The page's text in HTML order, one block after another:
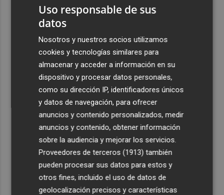
Costa
Más problemas en el lateral derecho: Monferrer sufre
una lesión muscular
San Javier da viabilidad al nuevo contrato del transporte
urbano y a un hotel de cuatro estrellas en La Manga con
324 habitaciones
Estos son los estrenos que abren la cartelera en agosto:
de la comedia 'El último mono' a una nueva entrega de
'La Patrulla Canina'
Uso responsable de sus
datos
Nosotros y nuestros socios utilizamos
cookies y tecnologías similares para
almacenar y acceder a información en su
dispositivo y procesar datos personales,
como su dirección IP, identificadores únicos
y datos de navegación, para ofrecer
anuncios y contenido personalizados, medir
anuncios y contenido, obtener información
sobre la audiencia y mejorar los servicios.
Proveedores de terceros (1913) también
pueden procesar sus datos para estos y
otros fines, incluido el uso de datos de
geolocalización precisos y características